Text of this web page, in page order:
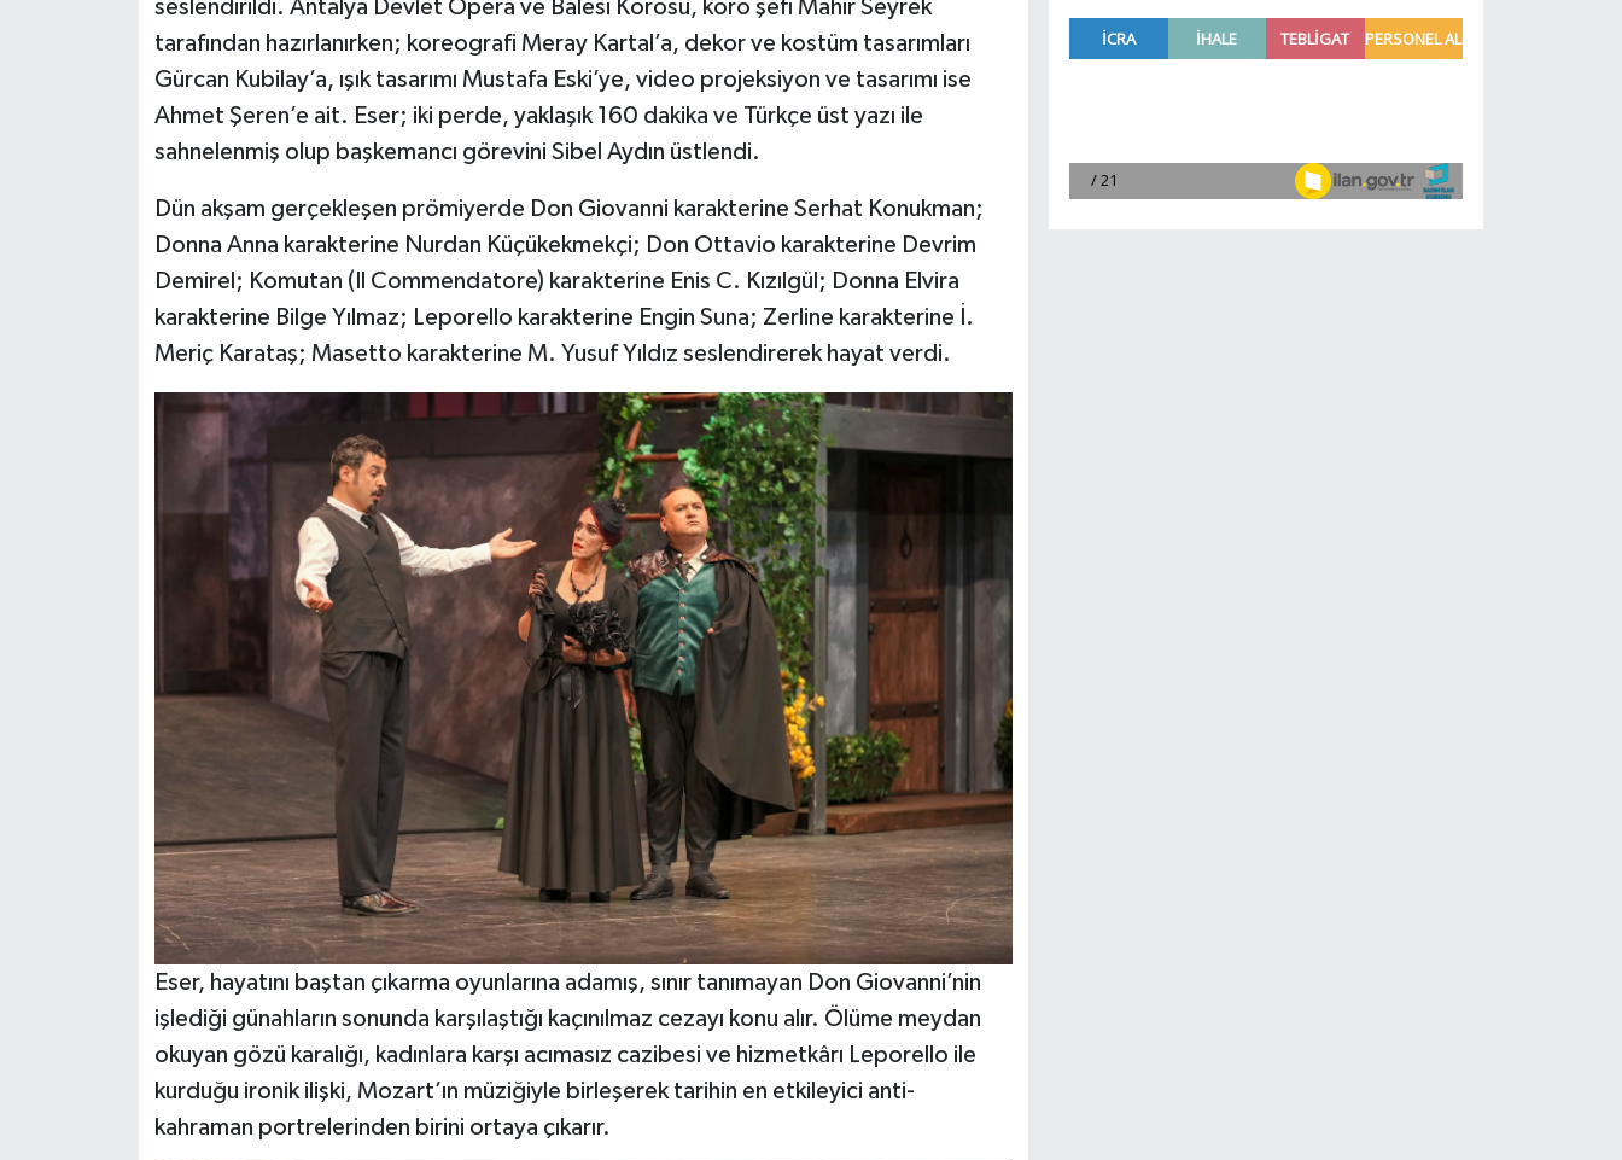
seslendirildi. Antalya Devlet Opera ve Balesi Korosu, koro şefi Mahir Seyrek
tarafından hazırlanırken; koreografi Meray Kartal’a, dekor ve kostüm tasarımları
Gürcan Kubilay’a, ışık tasarımı Mustafa Eski’ye, video projeksiyon ve tasarımı ise
Ahmet Şeren’e ait. Eser; iki perde, yaklaşık 160 dakika ve Türkçe üst yazı ile
sahnelenmiş olup başkemancı görevini Sibel Aydın üstlendi.
Dün akşam gerçekleşen prömiyerde Don Giovanni karakterine Serhat Konukman;
Donna Anna karakterine Nurdan Küçükekmekçi; Don Ottavio karakterine Devrim
Demirel; Komutan (Il Commendatore) karakterine Enis C. Kızılgül; Donna Elvira
karakterine Bilge Yılmaz; Leporello karakterine Engin Suna; Zerline karakterine İ.
Meriç Karataş; Masetto karakterine M. Yusuf Yıldız seslendirerek hayat verdi.
Eser, hayatını baştan çıkarma oyunlarına adamış, sınır tanımayan Don Giovanni’nin
işlediği günahların sonunda karşılaştığı kaçınılmaz cezayı konu alır. Ölüme meydan
okuyan gözü karalığı, kadınlara karşı acımasız cazibesi ve hizmetkârı Leporello ile
kurduğu ironik ilişki, Mozart’ın müziğiyle birleşerek tarihin en etkileyici anti-
kahraman portrelerinden birini ortaya çıkarır.